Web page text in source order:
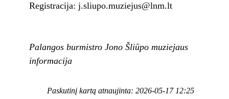
Registracija: j.sliupo.muziejus@lnm.lt
Palangos burmistro Jono Šliūpo muziejaus
informacija
Paskutinį kartą atnaujinta: 2026-05-17 12:25